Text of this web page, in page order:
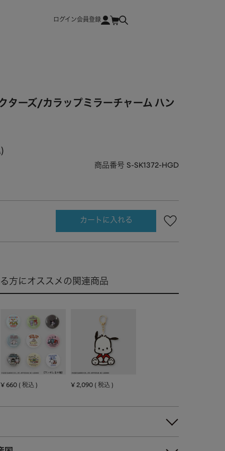
ログイン会員登録
ターズ/カラップミラーチャーム ハン
商品番号 S-SK1372-HGD
カートに入れる
¥ 660 税込 ¥ 2,090 税込